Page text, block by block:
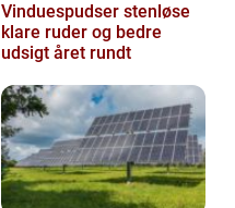
Vinduespudser stenløse
klare ruder og bedre
udsigt året rundt